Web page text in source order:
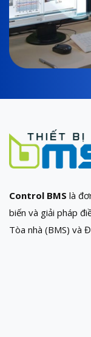
Control BMS là
biến và giải pháp
Tòa nhà (BMS) và